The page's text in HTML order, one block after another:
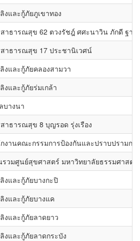
งและกู้ภัยภูเขาทอง
าธารณสุข 62 ตวงรัชฎ์ ศศะนาวิน ภักดี ฐา
าธารณสุข 17 ประชานิเวศน์
งและกู้ภัยคลองสามวา
งและกู้ภัยร่มเกล้า
บางนา
าธารณสุข 8 บุญรอด รุ่งเรือง
งานคณะกรรมการป้องกันและปราบปรามกา
รวมศูนย์สุขศาสตร์ มหาวิทยาลัยธรรมศาสตร์
งและกู้ภัยบางกะปิ
งและกู้ภัยบางแค
งและกู้ภัยลาดยาว
งและกู้ภัยลาดกระบัง